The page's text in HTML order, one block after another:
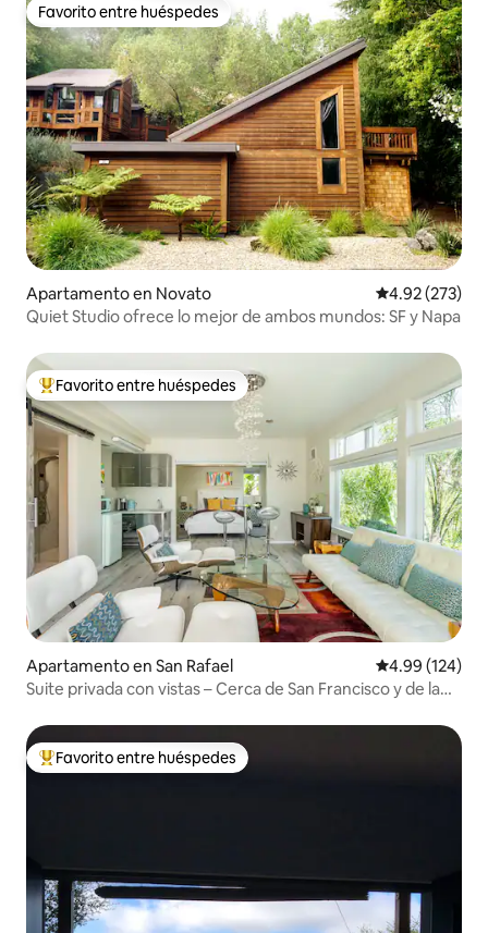
Favorito entre huéspedes
Favorito entre huéspedes
Apartamento en Novato Calificación
4.92 (273)
Quiet Studio ofrece lo mejor de ambos mundos: SF y Napa
Favorito entre huéspedes preferido
Favorito entre huéspedes
Apartamento en San Rafael Calificación
4.99 (124)
Suite privada con vistas – Cerca de San Francisco y de la
Favorito entre huéspedes preferido
Favorito entre huéspedes